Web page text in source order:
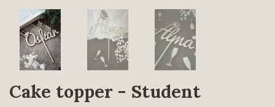
Cake topper - Student